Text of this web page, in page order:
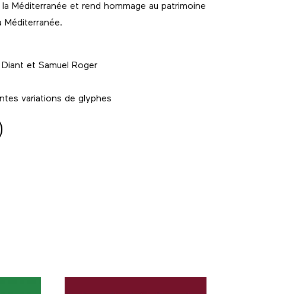
Méditerranée et rend hommage au patrimoine
Méditerranée.
Diant et Samuel Roger
variations de glyphes